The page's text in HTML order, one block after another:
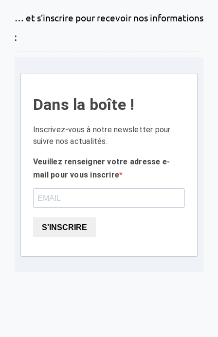
… et s’inscrire pour recevoir nos informations
:
Dans la boîte !
Inscrivez-vous à notre newsletter pour
suivre nos actualités.
Veuillez renseigner votre adresse e-
mail pour vous inscrire
S'INSCRIRE